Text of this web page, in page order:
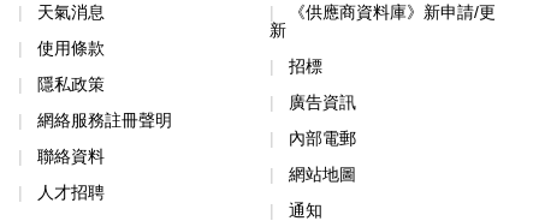
天氣消息
使用條款
隱私政策
網絡服務註冊聲明
聯絡資料
人才招聘
《供應商資料庫》新申請/更
新
招標
廣告資訊
內部電郵
網站地圖
通知